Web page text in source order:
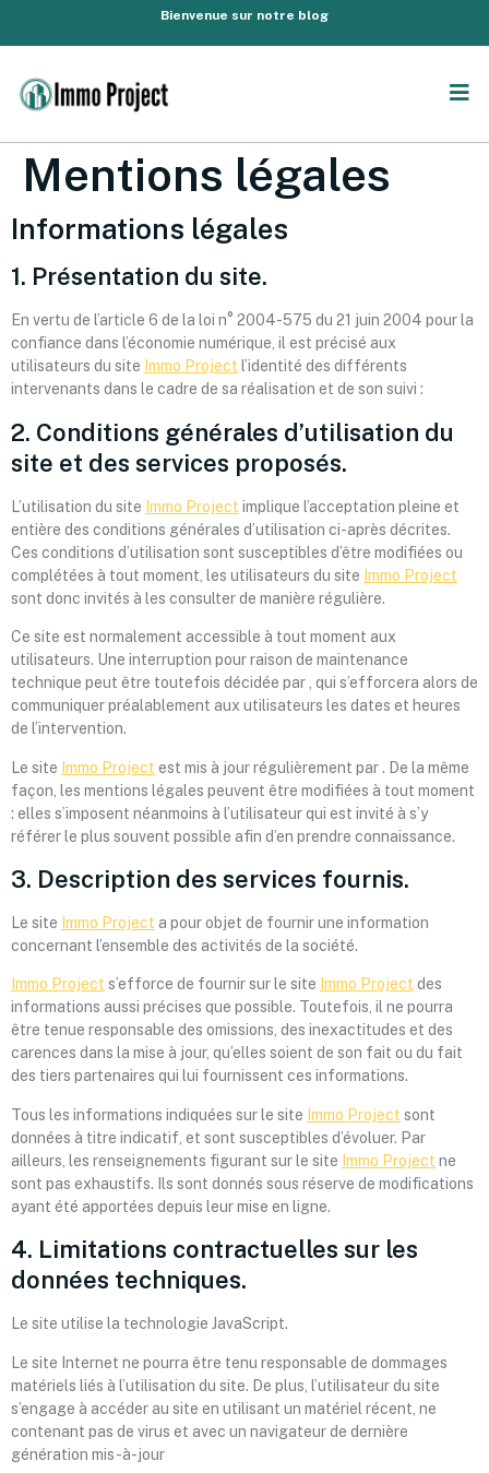
Bienvenue sur notre blog
Mentions légales
Informations légales
1. Présentation du site.
En vertu de l’article 6 de la loi n° 2004-575 du 21 juin 2004 pour la
confiance dans l’économie numérique, il est précisé aux
utilisateurs du site Immo Project l’identité des différents
intervenants dans le cadre de sa réalisation et de son suivi :
2. Conditions générales d’utilisation du
site et des services proposés.
L’utilisation du site Immo Project implique l’acceptation pleine et
entière des conditions générales d’utilisation ci-après décrites.
Ces conditions d’utilisation sont susceptibles d’être modifiées ou
complétées à tout moment, les utilisateurs du site Immo Project
sont donc invités à les consulter de manière régulière.
Ce site est normalement accessible à tout moment aux
utilisateurs. Une interruption pour raison de maintenance
technique peut être toutefois décidée par , qui s’efforcera alors de
communiquer préalablement aux utilisateurs les dates et heures
de l’intervention.
Le site Immo Project est mis à jour régulièrement par . De la même
façon, les mentions légales peuvent être modifiées à tout moment
: elles s’imposent néanmoins à l’utilisateur qui est invité à s’y
référer le plus souvent possible afin d’en prendre connaissance.
3. Description des services fournis.
Le site Immo Project a pour objet de fournir une information
concernant l’ensemble des activités de la société.
Immo Project s’efforce de fournir sur le site Immo Project des
informations aussi précises que possible. Toutefois, il ne pourra
être tenue responsable des omissions, des inexactitudes et des
carences dans la mise à jour, qu’elles soient de son fait ou du fait
des tiers partenaires qui lui fournissent ces informations.
Tous les informations indiquées sur le site Immo Project sont
données à titre indicatif, et sont susceptibles d’évoluer. Par
ailleurs, les renseignements figurant sur le site Immo Project ne
sont pas exhaustifs. Ils sont donnés sous réserve de modifications
ayant été apportées depuis leur mise en ligne.
4. Limitations contractuelles sur les
données techniques.
Le site utilise la technologie JavaScript.
Le site Internet ne pourra être tenu responsable de dommages
matériels liés à l’utilisation du site. De plus, l’utilisateur du site
s’engage à accéder au site en utilisant un matériel récent, ne
contenant pas de virus et avec un navigateur de dernière
génération mis-à-jour